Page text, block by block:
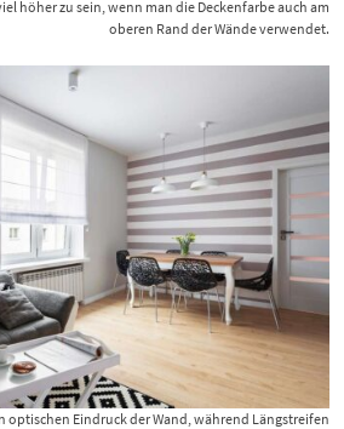
höher zu sein, wenn man die Deckenfarbe auch am
oberen Rand der Wände verwendet.
optischen Eindruck der Wand, während Längstreifen